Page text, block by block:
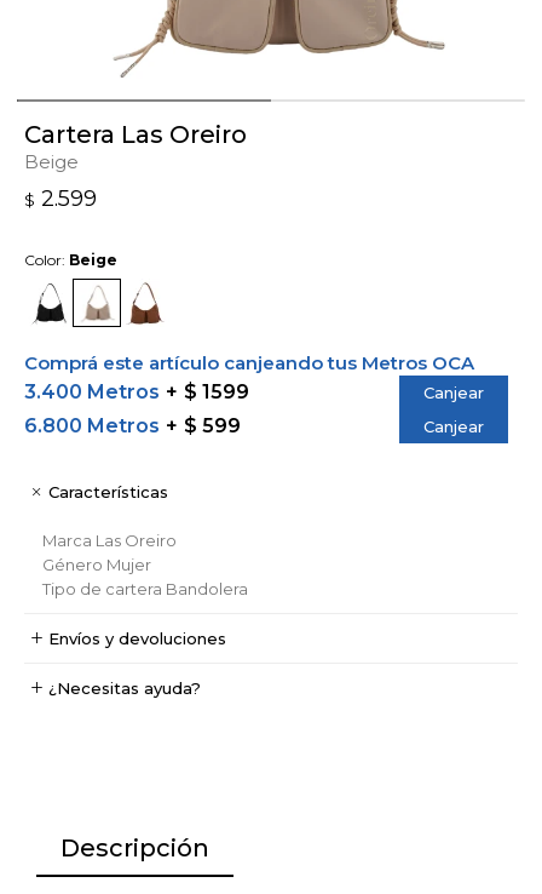
Cartera Las Oreiro
Beige
$ 2.599
Color: Beige
Comprá este artículo canjeando tus Metros OCA
3.400 Metros
$ 1599 Canjear
6.800 Metros $ 599 Canjear
Características
Marca Las Oreiro
Género Mujer
Tipo de cartera Bandolera
Envíos y devoluciones
¿Necesitas ayuda?
Descripción